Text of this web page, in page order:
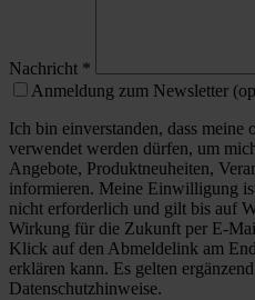
Nachricht *
Anmeldung zum Newsletter
Ich bin einverstanden, dass meine
verwendet werden dürfen, um
Angebote, Produktneuheiten,
informieren. Meine Einwilligung
nicht erforderlich und gilt bis auf
Wirkung für die Zukunft per E-
Klick auf den Abmeldelink am
erklären kann. Es gelten
Datenschutzhinweise.